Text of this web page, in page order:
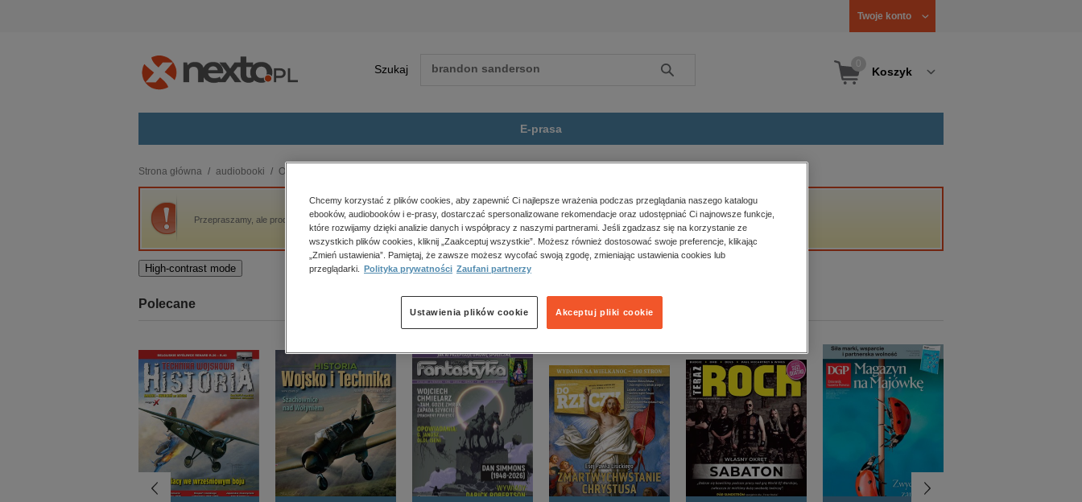
Twoje konto
Szukaj Szukaj Koszyk
E-prasa
budownictwo, aranżacja wnętrz
biznesowe, branżowe, gospodarka
darmowe wydania
edukacja
kobiece, lifestyle, kultura
polityka, społeczno-informacyjne
psychologiczne
inne
popularno-naukowe
historia
zdrowie
religie
Strona główna audiobooki Obyczajowe
Przepraszamy, ale produkt „Historia pewnej rozwiązłości” nie jest dostępny.
High-contrast mode
Polecane
Chcemy korzystać z plików cookies, aby zapewnić Ci najlepsze wrażenia podczas przeglądania naszego katalogu
ebooków, audiobooków i e-prasy, dostarczać spersonalizowane rekomendacje oraz udostępniać Ci najnowsze funkcje,
które rozwijamy dzięki analizie danych i współpracy z naszymi partnerami. Jeśli zgadzasz się na korzystanie ze
wszystkich plików cookies, kliknij „Zaakceptuj wszystkie”. Możesz również dostosować swoje preferencje, klikając
„Zmień ustawienia”. Pamiętaj, że zawsze możesz wycofać swoją zgodę, zmieniając ustawienia cookies lub
przeglądarki.
Polityka prywatności Zaufani partnerzy
Akceptuj pliki cookie
Ustawienia plików cookie